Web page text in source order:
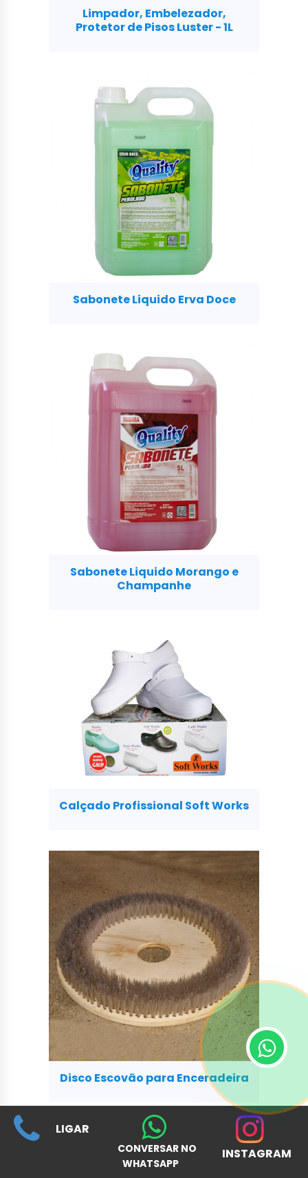
LIGAR
CONVERSAR NO
WHATSAPP
INSTAGRAM
Limpador, Embelezador,
Protetor de Pisos Luster - 1L
Sabonete Liquido Erva Doce
Sabonete Liquido Morango e
Champanhe
Calçado Profissional Soft Works
Disco Escovão para Enceradeira